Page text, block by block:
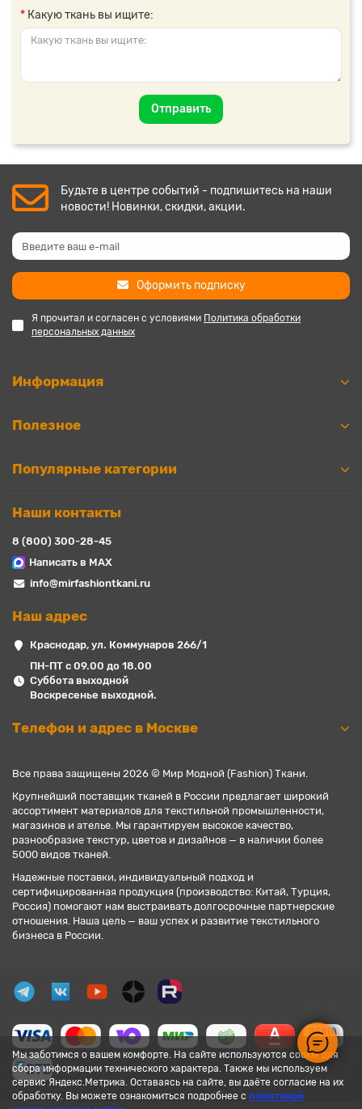
Какую ткань вы ищите:
Отправить
Мы заботимся о вашем комфорте. На сайте используются cookie для
сбора информации технического характера. Также мы используем
сервис Яндекс.Метрика. Оставаясь на сайте, вы даёте согласие на их
обработку. Вы можете ознакомиться подробнее с политикой
Будьте в центре событий - подпишитесь на наши
новости! Новинки, скидки, акции.
Оформить подписку
Я прочитал и согласен с условиями Политика обработки
персональных данных
Информация
Полезное
Популярные категории
Наши контакты
8 (800) 300-28-45
Написать в MAX
info@mirfashiontkani.ru
Наш адрес
Краснодар, ул. Коммунаров 266/1
ПН-ПТ с 09.00 до 18.00
Суббота выходной
Воскресенье выходной.
Телефон и адрес в Москве
Все права защищены 2026 © Мир Модной (Fashion) Ткани.
Крупнейший поставщик тканей в России предлагает широкий
ассортимент материалов для текстильной промышленности,
магазинов и ателье. Мы гарантируем высокое качество,
разнообразие текстур, цветов и дизайнов — в наличии более
5000 видов тканей.
Надежные поставки, индивидуальный подход и
сертифицированная продукция (производство: Китай, Турция,
Россия) помогают нам выстраивать долгосрочные партнерские
отношения. Наша цель — ваш успех и развитие текстильного
бизнеса в России.